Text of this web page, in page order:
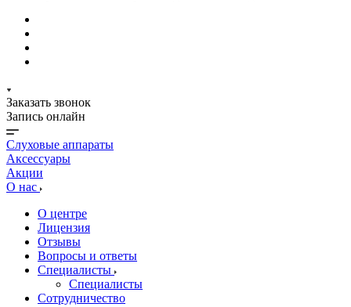
Заказать звонок
Запись онлайн
Слуховые аппараты
Аксессуары
Акции
О нас
О центре
Лицензия
Отзывы
Вопросы и ответы
Специалисты
Специалисты
Сотрудничество